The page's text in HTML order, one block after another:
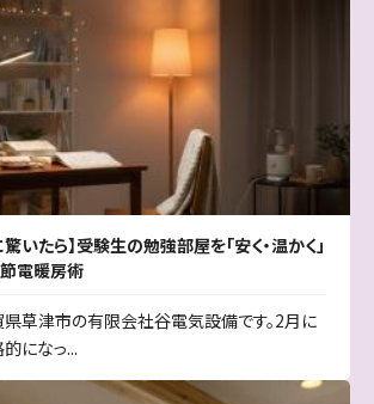
いたら】受験生の勉強部屋を「安く・温かく」
電暖房術
県草津市の有限会社谷電気設備です。2月に
的になっ...